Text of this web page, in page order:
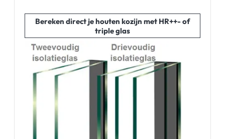
Bereken direct je houten kozijn met HR++- of
triple glas